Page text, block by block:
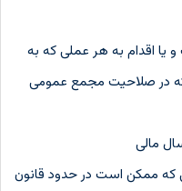
اقدام به هر عملی که به
در صلاحیت مجمع عمومی
مالی
که ممکن است در حدود قانون